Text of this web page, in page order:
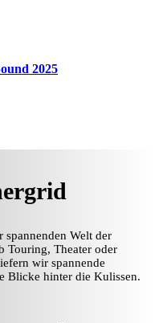
2025
Welt der
Touring, Theater oder
wir spannende
Blicke hinter die Kulissen.